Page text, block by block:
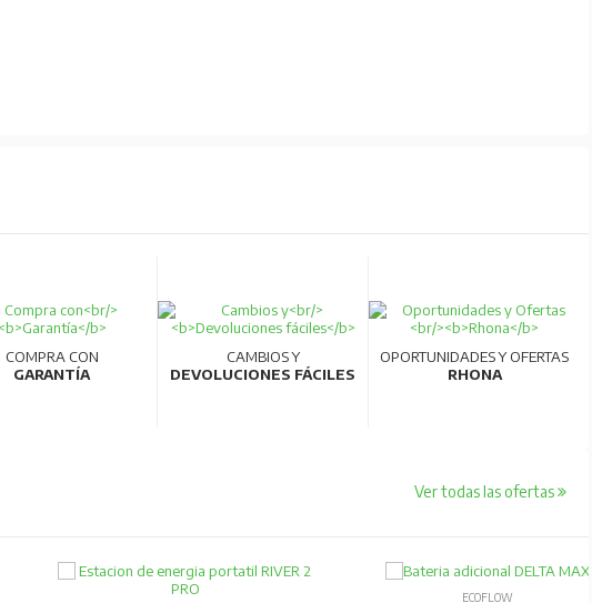
COMPRA CON
GARANTÍA
CAMBIOS Y
DEVOLUCIONES FÁCILES
OPORTUNIDADES Y OFERTAS
RHONA
Ver todas las ofertas
ECOFLOW